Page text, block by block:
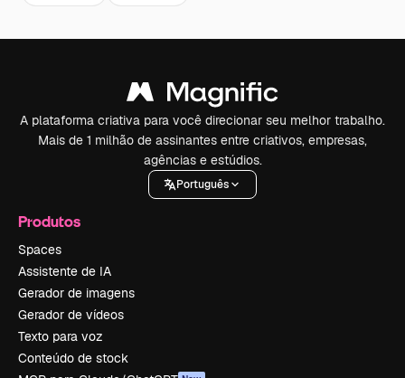
A plataforma criativa para você direcionar seu melhor trabalho.
Mais de 1 milhão de assinantes entre criativos, empresas,
agências e estúdios.
Português
Produtos
Spaces
Assistente de IA
Gerador de imagens
Gerador de vídeos
Texto para voz
Conteúdo de stock